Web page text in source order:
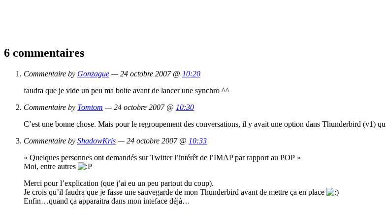
6 commentaires
Commentaire by Gonzague — 24 octobre 2007 @ 10:20
faudra que je vide un peu ma boite avant de lancer une synchro ^^
Commentaire by Tomtom — 24 octobre 2007 @ 10:30
C’est une bonne chose. Mais pour le regroupement des conversations, il y avait une option dans Thunderbird (v1)
Commentaire by ShadowKris — 24 octobre 2007 @ 10:33
« Quelques personnes ont demandés sur Twitter l’intérêt de l’IMAP par rapport au POP »
Moi, entre autres
Merci pour l’explication (que j’ai eu un peu partout du coup).
Je crois qu’il faudra que je fasse une sauvegarde de mon Thunderbird avant de mettre ça en place
Enfin…quand ça apparaitra dans mon inteface déjà…